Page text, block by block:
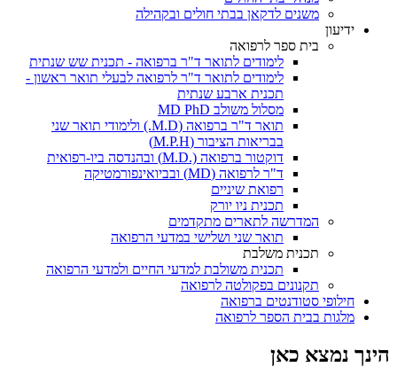
משנים לדקאן בבתי חולים ובקהילה
ידיעון
בית ספר לרפואה
לימודים לתואר ד"ר ברפואה - תכנית שש שנתית
לימודים לתואר ד"ר לרפואה לבעלי תואר ראשון -
תכנית ארבע שנתית
מסלול משולב MD PhD
תואר ד"ר ברפואה (M.D.) ולימודי תואר שני
בבריאות הציבור (M.P.H)
דוקטור ברפואה (.M.D) ובהנדסה ביו-רפואית
ד"ר לרפואה (MD) ובביואינפורמטיקה
רפואת שיניים
תכנית ניו יורק
המדרשה לתארים מתקדמים
תואר שני ושלישי במדעי הרפואה
תכנית משלבת
תכנית משולבת למדעי החיים ולמדעי הרפואה
תקנונים בפקולטה לרפואה
חילופי סטודנטים ברפואה
מלגות בבית הספר לרפואה
הינך נמצא כאן